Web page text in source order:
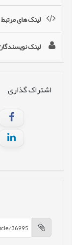
لینک های مرتبط
لینک نویسندگان
اشتراک گذاری